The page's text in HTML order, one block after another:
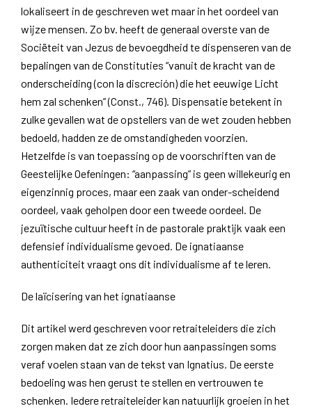
lokaliseert in de geschreven wet maar in het oordeel van
wijze mensen. Zo bv. heeft de generaal overste van de
Sociëteit van Jezus de bevoegdheid te dispenseren van de
bepalingen van de Constituties “vanuit de kracht van de
onderscheiding (con la discreción) die het eeuwige Licht
hem zal schenken” (Const., 746). Dispensatie betekent in
zulke gevallen wat de opstellers van de wet zouden hebben
bedoeld, hadden ze de omstandigheden voorzien.
Hetzelfde is van toepassing op de voorschriften van de
Geestelijke Oefeningen: “aanpassing” is geen willekeurig en
eigenzinnig proces, maar een zaak van onder-scheidend
oordeel, vaak geholpen door een tweede oordeel. De
jezuïtische cultuur heeft in de pastorale praktijk vaak een
defensief individualisme gevoed. De ignatiaanse
authenticiteit vraagt ons dit individualisme af te leren.
De laïcisering van het ignatiaanse
Dit artikel werd geschreven voor retraiteleiders die zich
zorgen maken dat ze zich door hun aanpassingen soms
veraf voelen staan van de tekst van Ignatius. De eerste
bedoeling was hen gerust te stellen en vertrouwen te
schenken. Iedere retraiteleider kan natuurlijk groeien in het